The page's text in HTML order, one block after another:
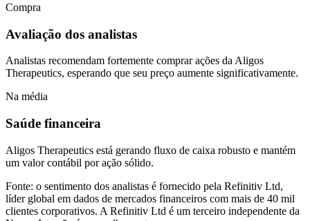
Compra
Avaliação dos analistas
Analistas recomendam fortemente comprar ações da Aligos
Therapeutics, esperando que seu preço aumente significativamente.
Na média
Saúde financeira
Aligos Therapeutics está gerando fluxo de caixa robusto e mantém
um valor contábil por ação sólido.
Fonte: o sentimento dos analistas é fornecido pela Refinitiv Ltd,
líder global em dados de mercados financeiros com mais de 40 mil
clientes corporativos. A Refinitiv Ltd é um terceiro independente da